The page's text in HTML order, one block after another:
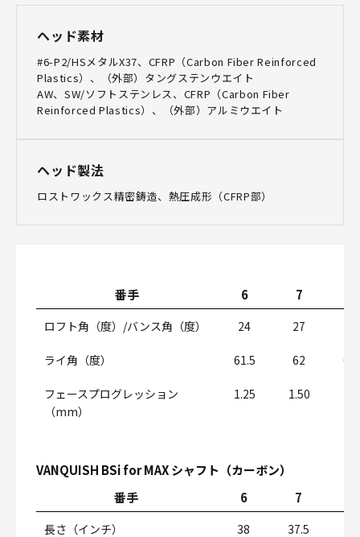
ヘッド素材
#6-P2/HSメタルX37、CFRP（Carbon Fiber Reinforced
Plastics）、（外部）タングステンウエイト
AW、SW/ソフトステンレス、CFRP（Carbon Fiber
Reinforced Plastics）、（外部）アルミウエイト
ヘッド製法
ロストワックス精密鋳造、熱圧成形（CFRP部）
番手 6 7
ロフト角（度）/バンス角（度） 24 27
ライ角（度） 61.5 62
フェースプログレッション
（mm）
1.25 1.50
VANQUISH BSi for MAX シャフト（カーボン）
番手
6 7
長さ（インチ） 38 37.5